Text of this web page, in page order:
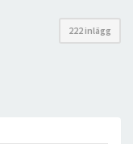
222 inlägg